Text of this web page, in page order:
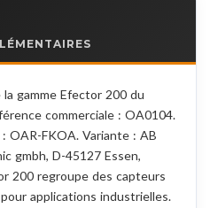
gamme Efector 200 du
commerciale : OA0104.
OAR-FKOA. Variante : AB
gmbh, D-45127 Essen,
200 regroupe des capteurs
applications industrielles.